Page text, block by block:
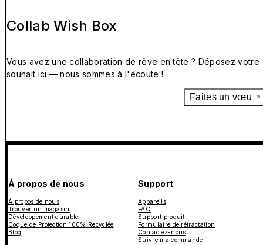
Collab Wish Box
Vous avez une collaboration de rêve en tête ? Déposez votre
souhait ici — nous sommes à l'écoute !
Faites un vœu
À propos de nous
À propos de nous
Trouver un magasin
Développement durable
Coque de Protection 100% Recyclée
Blog
Support
Appareils
FAQ
Support produit
Formulaire de rétractation
Contactez-nous
Suivre ma commande